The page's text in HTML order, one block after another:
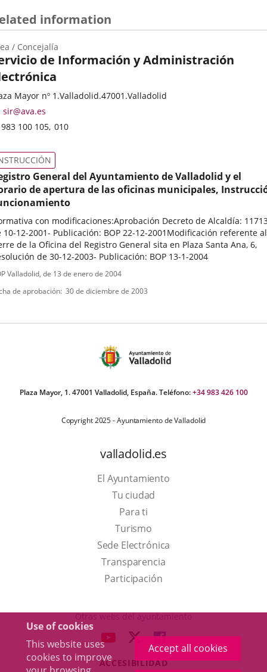
Use of cookies
This website uses
cookies to improve
Accept all cookies
information
de Información y Administración
/ Concejalía
Mayor nº 1.Valladolid.47001.Valladolid
sir@ava.es
983 100 105 010
General del Ayuntamiento de Valladolid y el
de apertura de las oficinas municipales,
con modificaciones:Aprobación Decreto de Alcaldía:
10-12-2001- Publicación: BOP 22-12-2001Modificación referente al
de la Oficina del Registro General sita en Plaza Santa Ana, 6,
de 30-12-2003- Publicación: BOP 13-1-2004
Valladolid, de 13 de enero de 2004
de aprobación 30 de diciembre de 2003
Plaza Mayor, 1. 47001 Valladolid, España. Teléfono:+34 983 426 100
Copyright 2025 - Ayuntamiento de Valladolid
valladolid.es
El Ayuntamiento
Tu ciudad
Para ti
TurismoThis
link
will
open
a
up
window.
Sede Electrónica
Transparencia
Participación
Otras webs del ayuntamiento
LINK
EXTERNAL
LINK
TO
EXTERNAL
LINK
TO
EXTERNAL
ACCESIBILIDAD